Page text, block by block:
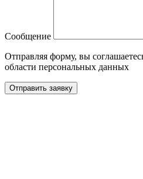
Сообщение
Отправляя форму, вы
области персональных данных
Отправить заявку